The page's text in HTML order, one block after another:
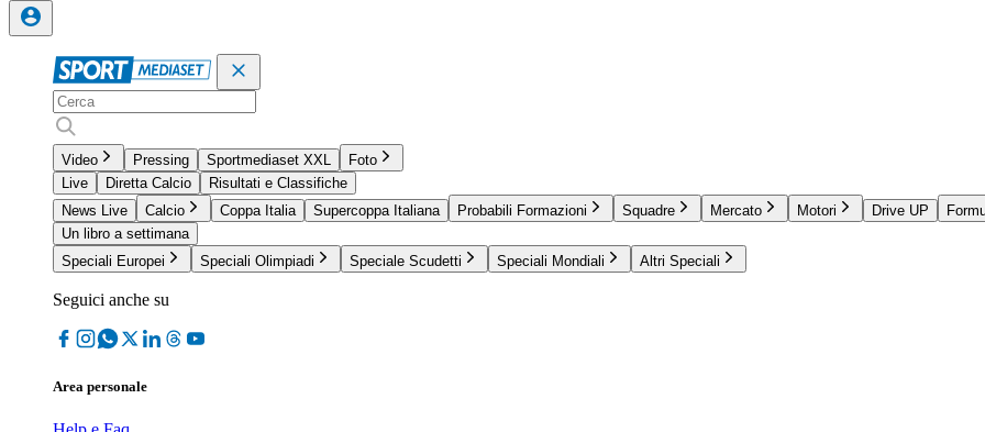
Video Pressing Sportmediaset XXL
Foto
Live
Diretta Calcio
Risultati e Classifiche
News Live
Calcio Coppa Italia Supercoppa Italiana Probabili Formazioni Squadre Mercato Motori Drive UP
Un libro a settimana
Speciali Europei
Speciali Olimpiadi Speciale Scudetti Speciali Mondiali Altri Speciali
Seguici anche su
Area personale